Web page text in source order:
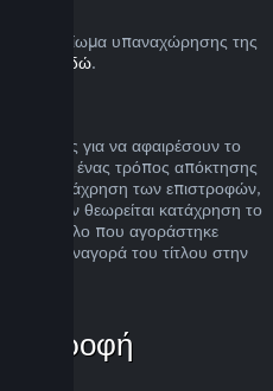
το δικαίωμα υπαναχώρησης της
πατήστε εδώ.
για να αφαιρέσουν το
και όχι ένας τρόπος απόκτησης
κατάχρηση των επιστροφών,
Δεν θεωρείται κατάχρηση το
έναν τίτλο που αγοράστηκε
επαναγορά του τίτλου στην